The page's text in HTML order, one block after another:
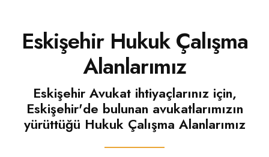
Uyuşturucu Madde
Ticareti Suçu
Eskişehir Hukuk Çalışma
Alanlarımız
Eskişehir Avukat ihtiyaçlarınız için,
Eskişehir'de bulunan avukatlarımızın
yürüttüğü Hukuk Çalışma Alanlarımız